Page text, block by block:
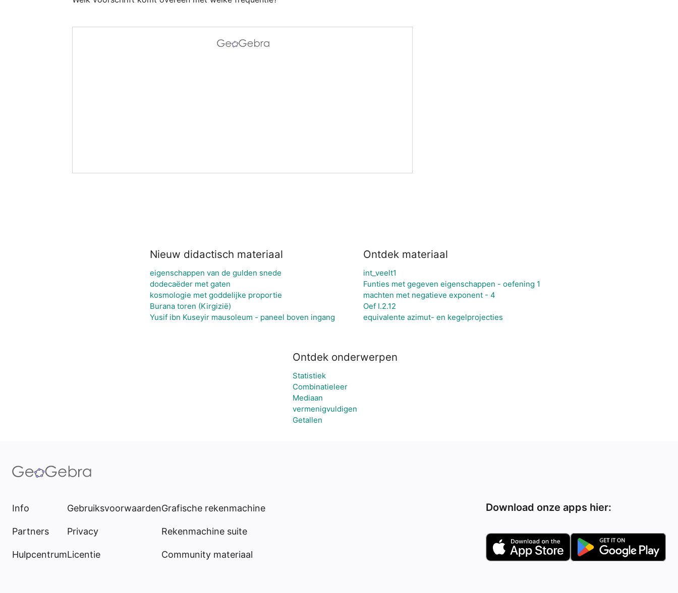
Nieuw didactisch materiaal
eigenschappen van de gulden snede
dodecaëder met gaten
kosmologie met goddelijke proportie
Burana toren (Kirgizië)
Yusif ibn Kuseyir mausoleum - paneel boven ingang
Ontdek materiaal
int_veelt1
Funties met gegeven eigenschappen - oefening 1
machten met negatieve exponent - 4
Oef I.2.12
equivalente azimut- en kegelprojecties
Ontdek onderwerpen
Statistiek
Combinatieleer
Mediaan
vermenigvuldigen
Getallen
Info
Partners
Hulpcentrum
Gebruiksvoorwaarden
Privacy
Licentie
Grafische rekenmachine
Rekenmachine suite
Community materiaal
Download onze apps hier: